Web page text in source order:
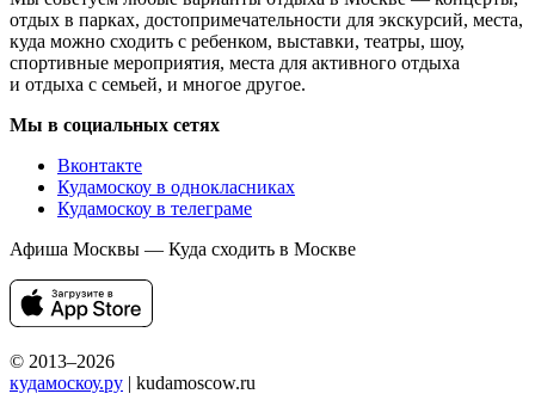
отдых в парках, достопримечательности для экскурсий, места,
куда можно сходить с ребенком, выставки, театры, шоу,
спортивные мероприятия, места для активного отдыха
и отдыха с семьей, и многое другое.
Мы в социальных сетях
Вконтакте
Кудамоскоу в однокласниках
Кудамоскоу в телеграме
Афиша Москвы — Куда сходить в Москве
© 2013–2026
кудамоскоу.ру | kudamoscow.ru